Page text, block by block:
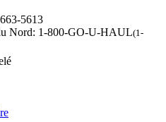
5613
Nord: 1-800-GO-U-HAUL(1-